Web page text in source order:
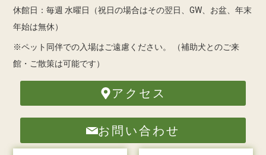
休館日：毎週 水曜日（祝日の場合はその翌日、GW、お盆、年末
年始は無休）
※ペット同伴での入場はご遠慮ください。
（補助犬とのご来
館・ご散策は可能です）
アクセス
お問い合わせ